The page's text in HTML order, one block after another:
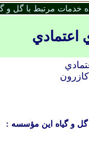
خدمات مرتبط با گل و
کازرون
گل و گیاه این مؤسسه :